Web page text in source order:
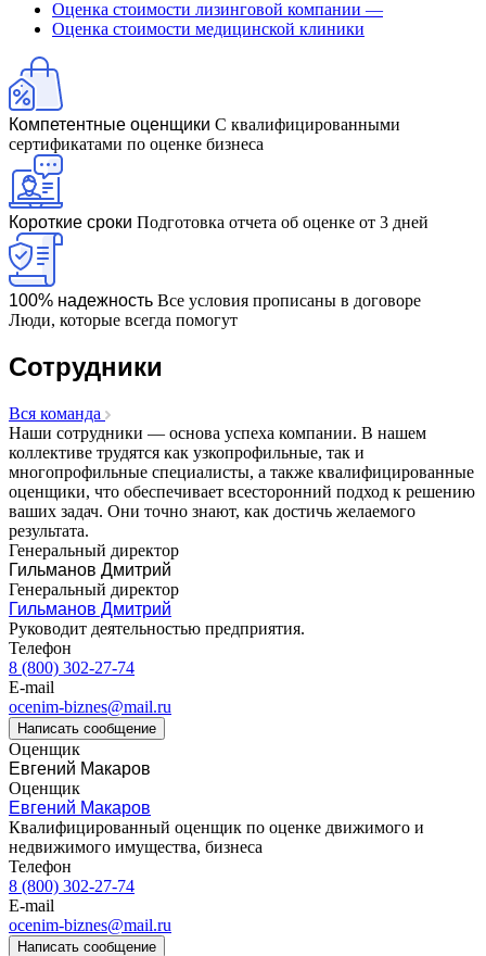
Оценка стоимости лизинговой компании —
Оценка стоимости медицинской клиники
Компетентные оценщики С квалифицированными
сертификатами по оценке бизнеса
Короткие сроки Подготовка отчета об оценке от 3 дней
100% надежность Все условия прописаны в договоре
Люди, которые всегда помогут
Сотрудники
Вся команда
Наши сотрудники — основа успеха компании. В нашем
коллективе трудятся как узкопрофильные, так и
многопрофильные специалисты, а также квалифицированные
оценщики, что обеспечивает всесторонний подход к решению
ваших задач. Они точно знают, как достичь желаемого
результата.
Генеральный директор
Гильманов Дмитрий
Генеральный директор
Гильманов Дмитрий
Руководит деятельностью предприятия.
Телефон
8 (800) 302-27-74
E-mail
ocenim-biznes@mail.ru
Написать сообщение
Оценщик
Евгений Макаров
Оценщик
Евгений Макаров
Квалифицированный оценщик по оценке движимого и
недвижимого имущества, бизнеса
Телефон
8 (800) 302-27-74
E-mail
ocenim-biznes@mail.ru
Написать сообщение
Бронницы
Бугульма
Бугуруслан
Бузулук
Буй
Буйнакск
Бутурлиновка
Валдай
Валуйки
Великие Луки
Великий Новгород
Великий Устюг
Верещагино
Верхняя Пышма
Верхняя Салда
Видное
Владивосток
Владикавказ
Владимир
Волгоград
Волгодонск
Волжск
Волжский
Вологда
Волоколамск
Волосово
Волхов
Вольск
Воркута
Воронеж
Воскресенск
Воткинск
Всеволожск
Выборг
Выкса